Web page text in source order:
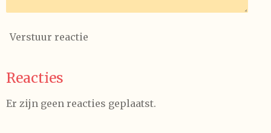
Verstuur reactie
Reacties
Er zijn geen reacties geplaatst.